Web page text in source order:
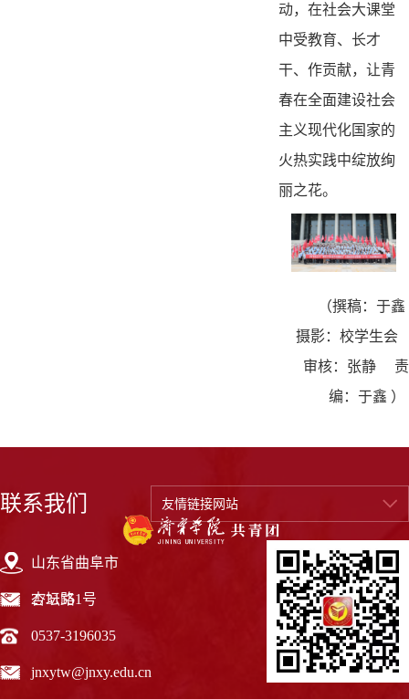
动，在社会大课堂
中受教育、长才
干、作贡献，让青
春在全面建设社会
主义现代化国家的
火热实践中绽放绚
丽之花。
（撰稿：于鑫
摄影：校学生会
审核：张静 责
编：于鑫 ）
联系我们
山东省曲阜市
杏坛路1号
273155
0537-3196035
jnxytw@jnxy.edu.cn
友情链接网站